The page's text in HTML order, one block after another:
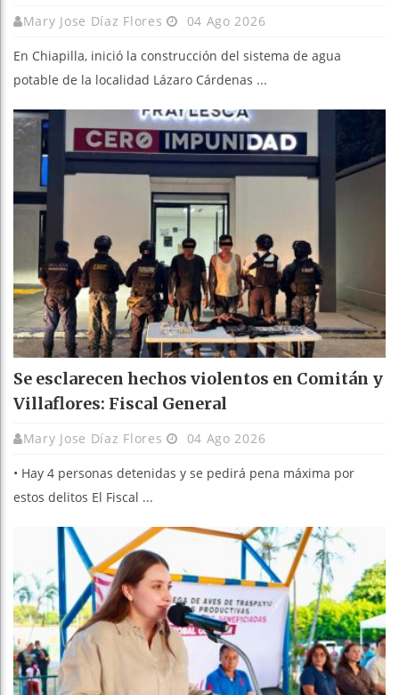
Mary Jose Díaz Flores 04 Ago 2026
En Chiapilla, inició la construcción del sistema de agua
potable de la localidad Lázaro Cárdenas ...
Se esclarecen hechos violentos en Comitán y
Villaflores: Fiscal General
Mary Jose Díaz Flores 04 Ago 2026
• Hay 4 personas detenidas y se pedirá pena máxima por
estos delitos El Fiscal ...